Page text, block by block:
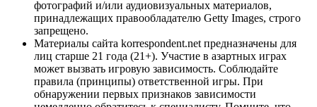
фотографий и/или аудиовизуальных материалов,
принадлежащих правообладателю Getty Images, строго
запрещено.
Материалы сайта korrespondent.net предназначены для
лиц старше 21 года (21+). Участие в азартных играх
может вызвать игровую зависимость. Соблюдайте
правила (принципы) ответственной игры. При
обнаружении первых признаков зависимости